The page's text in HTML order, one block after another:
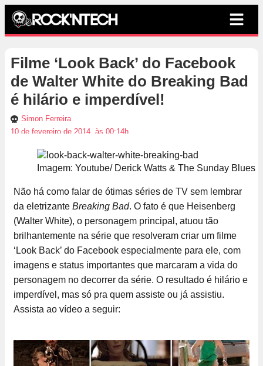
Filme ‘Look Back’ do Facebook
de Walter White do Breaking Bad
é hilário e imperdível!
Simon Ferreira
10 de fevereiro de 2014, às 00:14h
Imagem: Youtube/ Derick Watts & The Sunday Blues
Não há como falar de ótimas séries de TV sem lembrar
da eletrizante Breaking Bad. O fato é que Heisenberg
(Walter White), o personagem principal, atuou tão
brilhantemente na série que resolveram criar um filme
‘Look Back’ do Facebook especialmente para ele, com
imagens e status importantes que marcaram a vida do
personagem no decorrer da série. O resultado é hilário e
imperdível, mas só pra quem assiste ou já assistiu.
Assista ao vídeo a seguir: